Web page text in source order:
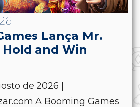
Lança Mr.
Hold and Win
de 2026 |
A Booming Games